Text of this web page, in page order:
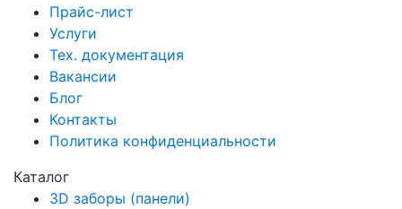
Прайс-лист
Услуги
Тех. документация
Вакансии
Блог
Контакты
Политика конфиденциальности
Каталог
3D заборы (панели)